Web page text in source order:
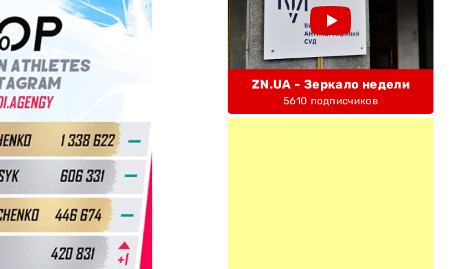
ZN.UA - Зеркало недели
5610 подписчиков